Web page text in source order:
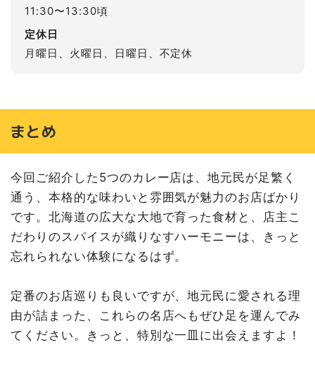
11:30〜13:30頃
定休日
月曜日、火曜日、日曜日、不定休
まとめ
今回ご紹介した5つのカレー店は、地元民が足繁く
通う、本格的な味わいと雰囲気が魅力のお店ばかり
です。北海道の広大な大地で育った食材と、店主こ
だわりのスパイスが織りなすハーモニーは、きっと
忘れられない体験になるはず。
定番のお店巡りも良いですが、地元民に愛される理
由が詰まった、これらの名店へもぜひ足を運んでみ
てください。きっと、特別な一皿に出会えますよ！